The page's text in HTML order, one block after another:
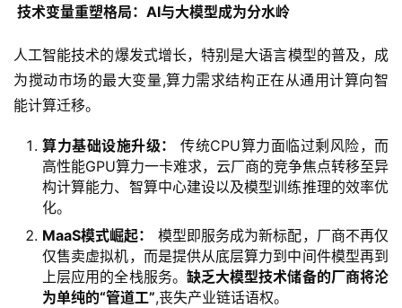
技术变量重塑格局：AI与大模型成为分水岭
人工智能技术的爆发式增长，特别是大语言模型的普及，成
为搅动市场的最大变量,算力需求结构正在从通用计算向智
能计算迁移。
算力基础设施升级：
传统CPU算力面临过剩风险，而
高性能GPU算力一卡难求，云厂商的竞争焦点转移至异
构计算能力、智算中心建设以及模型训练推理的效率优
化。
MaaS模式崛起：
模型即服务成为新标配，厂商不再仅
仅售卖虚拟机，而是提供从底层算力到中间件模型再到
上层应用的全栈服务。 缺乏大模型技术储备的厂商将沦
为单纯的“管道工”,丧失产业链话语权。